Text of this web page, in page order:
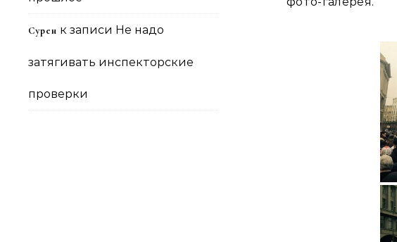
Сурен к записи Не надо
затягивать инспекторские
проверки